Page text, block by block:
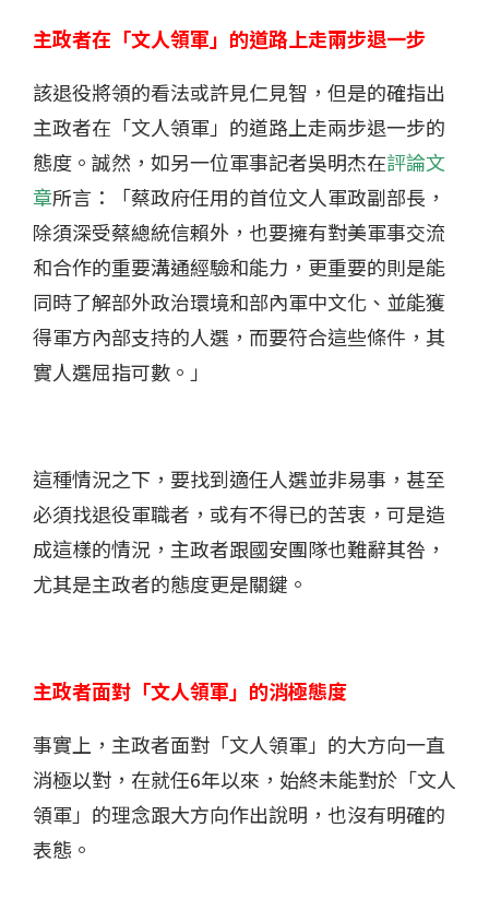
主政者在「文人領軍」的道路上走兩步退一步
該退役將領的看法或許見仁見智，但是的確指出
主政者在「文人領軍」的道路上走兩步退一步的
態度。誠然，如另一位軍事記者吳明杰在評論文
章所言：「蔡政府任用的首位文人軍政副部長，
除須深受蔡總統信賴外，也要擁有對美軍事交流
和合作的重要溝通經驗和能力，更重要的則是能
同時了解部外政治環境和部內軍中文化、並能獲
得軍方內部支持的人選，而要符合這些條件，其
實人選屈指可數。」
這種情況之下，要找到適任人選並非易事，甚至
必須找退役軍職者，或有不得已的苦衷，可是造
成這樣的情況，主政者跟國安團隊也難辭其咎，
尤其是主政者的態度更是關鍵。
主政者面對「文人領軍」的消極態度
事實上，主政者面對「文人領軍」的大方向一直
消極以對，在就任6年以來，始終未能對於「文人
領軍」的理念跟大方向作出說明，也沒有明確的
表態。